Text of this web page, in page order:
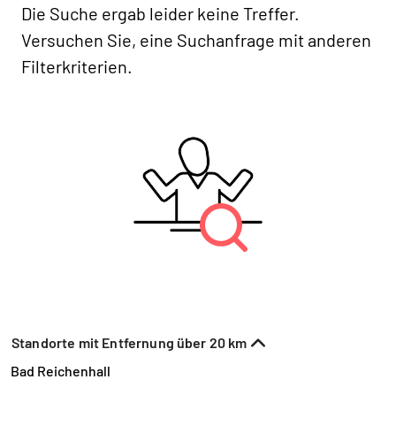
Die Suche ergab leider keine Treffer.
Versuchen Sie, eine Suchanfrage mit anderen
Filterkriterien.
Standorte mit Entfernung über 20 km
Bad Reichenhall